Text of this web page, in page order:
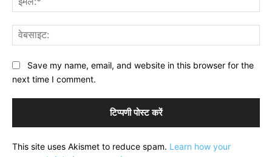
Save my name, email, and website in this browser for the
next time I comment.
This site uses Akismet to reduce spam. Learn how your